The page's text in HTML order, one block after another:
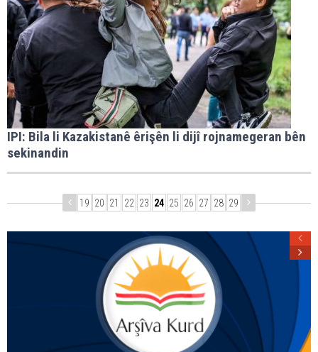
IPI: Bila li Kazakistanê êrişên li dijî rojnamegeran bên
sekinandin
19 20 21 22 23 24 25 26 27 28 29